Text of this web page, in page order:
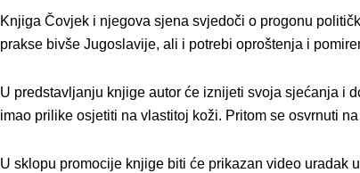
Knjiga Čovjek i njegova sjena svjedoči o progonu
prakse bivše Jugoslavije, ali i potrebi oproštenja i
U predstavljanju knjige autor će iznijeti svoja sjećanja i
imao prilike osjetiti na vlastitoj koži. Pritom se osvrnuti
U sklopu promocije knjige biti će prikazan video uradak